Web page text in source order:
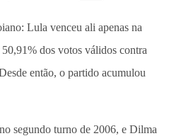
Lula venceu ali apenas na
dos votos válidos contra
então, o partido acumulou
segundo turno de 2006, e Dilma